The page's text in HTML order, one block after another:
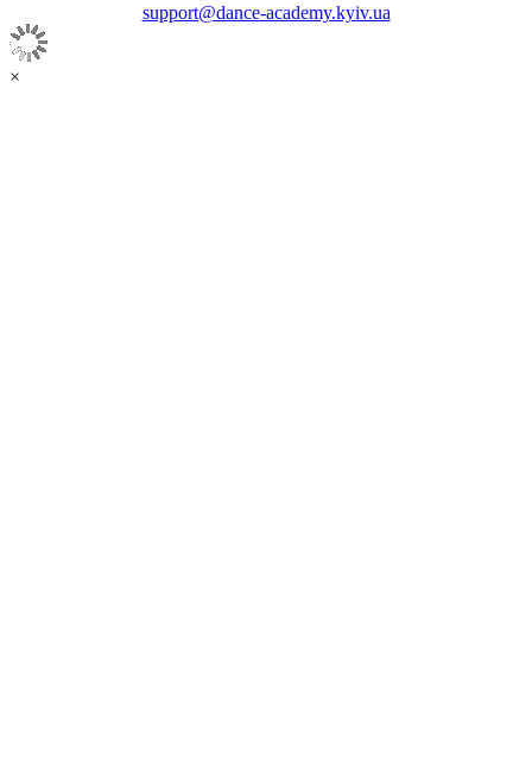
support@dance-academy.kyiv.ua
×